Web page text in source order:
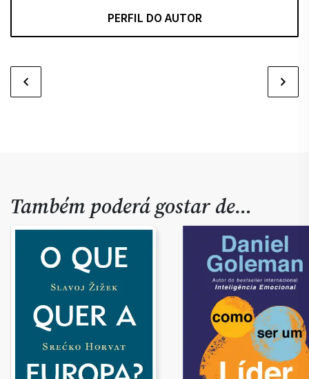
PERFIL DO AUTOR
Também poderá gostar de…